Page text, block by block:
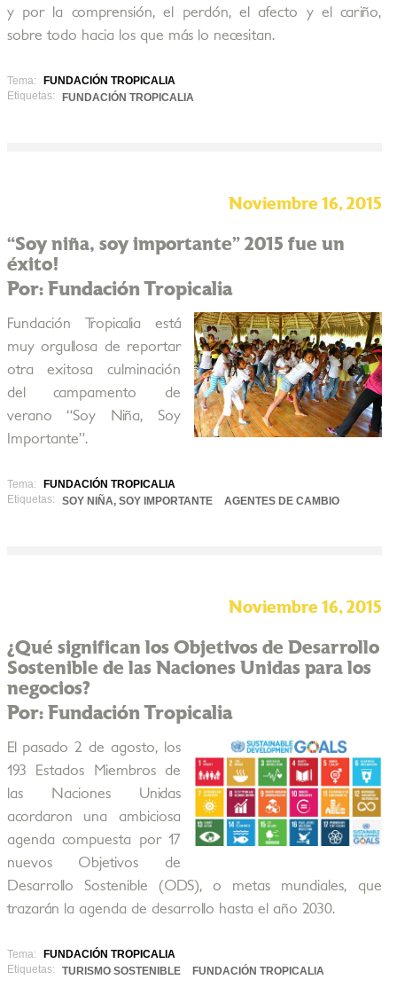
y por la comprensión, el perdón, el afecto y el cariño,
sobre todo hacia los que más lo necesitan.
Tema:
FUNDACIÓN TROPICALIA
Etiquetas:
FUNDACIÓN TROPICALIA
Noviembre 16, 2015
“Soy niña, soy importante” 2015 fue un
éxito!
Por: Fundación Tropicalia
Fundación Tropicalia está
muy orgullosa de reportar
otra exitosa culminación
del campamento de
verano “Soy Niña, Soy
Importante”.
Tema:
FUNDACIÓN TROPICALIA
Etiquetas:
SOY NIÑA, SOY IMPORTANTE AGENTES DE CAMBIO
Noviembre 16, 2015
¿Qué significan los Objetivos de Desarrollo
Sostenible de las Naciones Unidas para los
negocios?
Por: Fundación Tropicalia
El pasado 2 de agosto, los
193 Estados Miembros de
las Naciones Unidas
acordaron una ambiciosa
agenda compuesta por 17
nuevos Objetivos de
Desarrollo Sostenible (ODS), o metas mundiales, que
trazarán la agenda de desarrollo hasta el año 2030.
Tema:
FUNDACIÓN TROPICALIA
Etiquetas:
TURISMO SOSTENIBLE FUNDACIÓN TROPICALIA